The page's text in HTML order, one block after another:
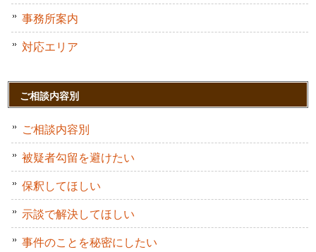
事務所案内
対応エリア
ご相談内容別
ご相談内容別
被疑者勾留を避けたい
保釈してほしい
示談で解決してほしい
事件のことを秘密にしたい